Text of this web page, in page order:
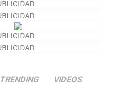
TRENDING VIDEOS